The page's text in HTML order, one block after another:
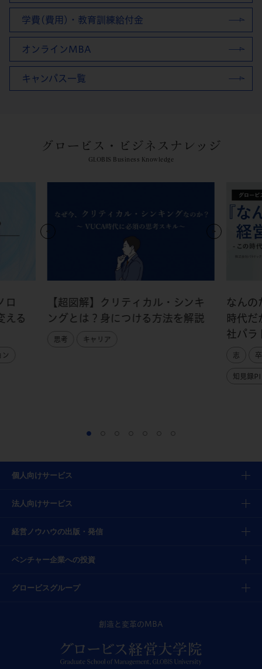
学費(費用)・教育訓練給付金
オンラインMBA
キャンパス一覧
グロービス・ビジネスナレッジ
GLOBIS Business Knowledge
ロ
える
ン
【超図解】クリティカル・シンキ
ングとは？身につける方法を解説
思考 キャリア
なんの
時代だ
社パラ
志
知見録
個人向けサービス
法人向けサービス
経営ノウハウの出版・発信
ベンチャー企業への投資
グロービスグループ
創造と変革のMBA